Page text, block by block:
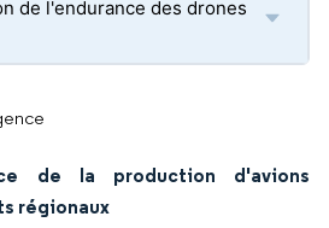
de l'endurance des drones
de la production d'avions
régionaux